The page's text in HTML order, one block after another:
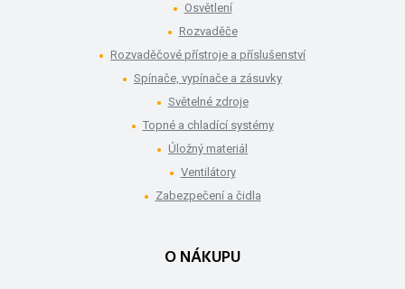
Osvětlení
Rozvaděče
Rozvaděčové přístroje a příslušenství
Spínače, vypínače a zásuvky
Světelné zdroje
Topné a chladící systémy
Úložný materiál
Ventilátory
Zabezpečení a čidla
O NÁKUPU